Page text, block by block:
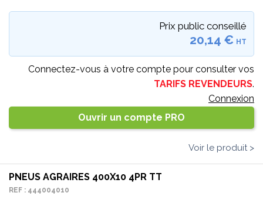
Prix public conseillé
20,14 € HT
Connectez-vous à votre compte pour consulter vos
TARIFS REVENDEURS.
Connexion
Ouvrir un compte PRO
Voir le produit >
PNEUS AGRAIRES 400X10 4PR TT
REF : 444004010